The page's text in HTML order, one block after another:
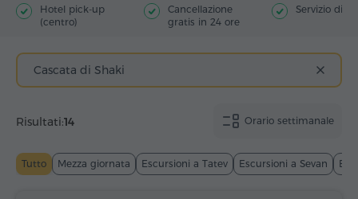
Hotel pick-up
(centro)
Cancellazione
gratis in 24 ore
Servizio di
Cascata di Shaki
Orario settimanale
Risultati:14
Tutto Mezza giornata Escursioni a Tatev Escursioni a Sevan